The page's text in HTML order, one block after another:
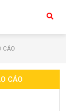
CÁO
CÁO